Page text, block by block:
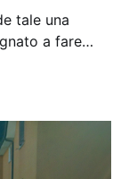
tale una
a fare